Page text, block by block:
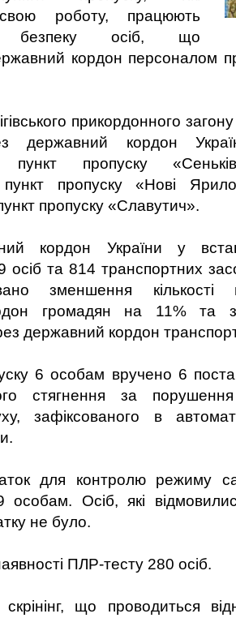
роботу, працюють
безпеку осіб, що
кордон персоналом
прикордонного
державний кордон
пункт пропуску
пункт пропуску «Нові
пропуску «Славутич».
кордон України у
та 814 транспортних
зменшення кількості
громадян на 11% та
державний кордон
6 особам вручено 6
стягнення за
зафіксованого в
для контролю режиму
особам. Осіб, які
не було.
ПЛР-тесту 280 осіб.
що проводиться